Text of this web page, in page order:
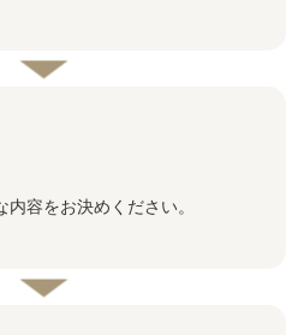
容をお決めください。